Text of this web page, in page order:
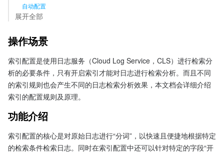
自动配置
展开全部
操作场景
索引配置是使用日志服务（Cloud Log Service，CLS）进行检索分
析的必要条件，只有开启索引才能对日志进行检索分析。而且不同
的索引规则也会产生不同的日志检索分析效果，本文档会详细介绍
索引的配置规则及原理。
功能介绍
索引配置的核心是对原始日志进行“分词”，以快速且便捷地根据特定
的检索条件检索日志。同时在索引配置中还可以针对特定的字段“开